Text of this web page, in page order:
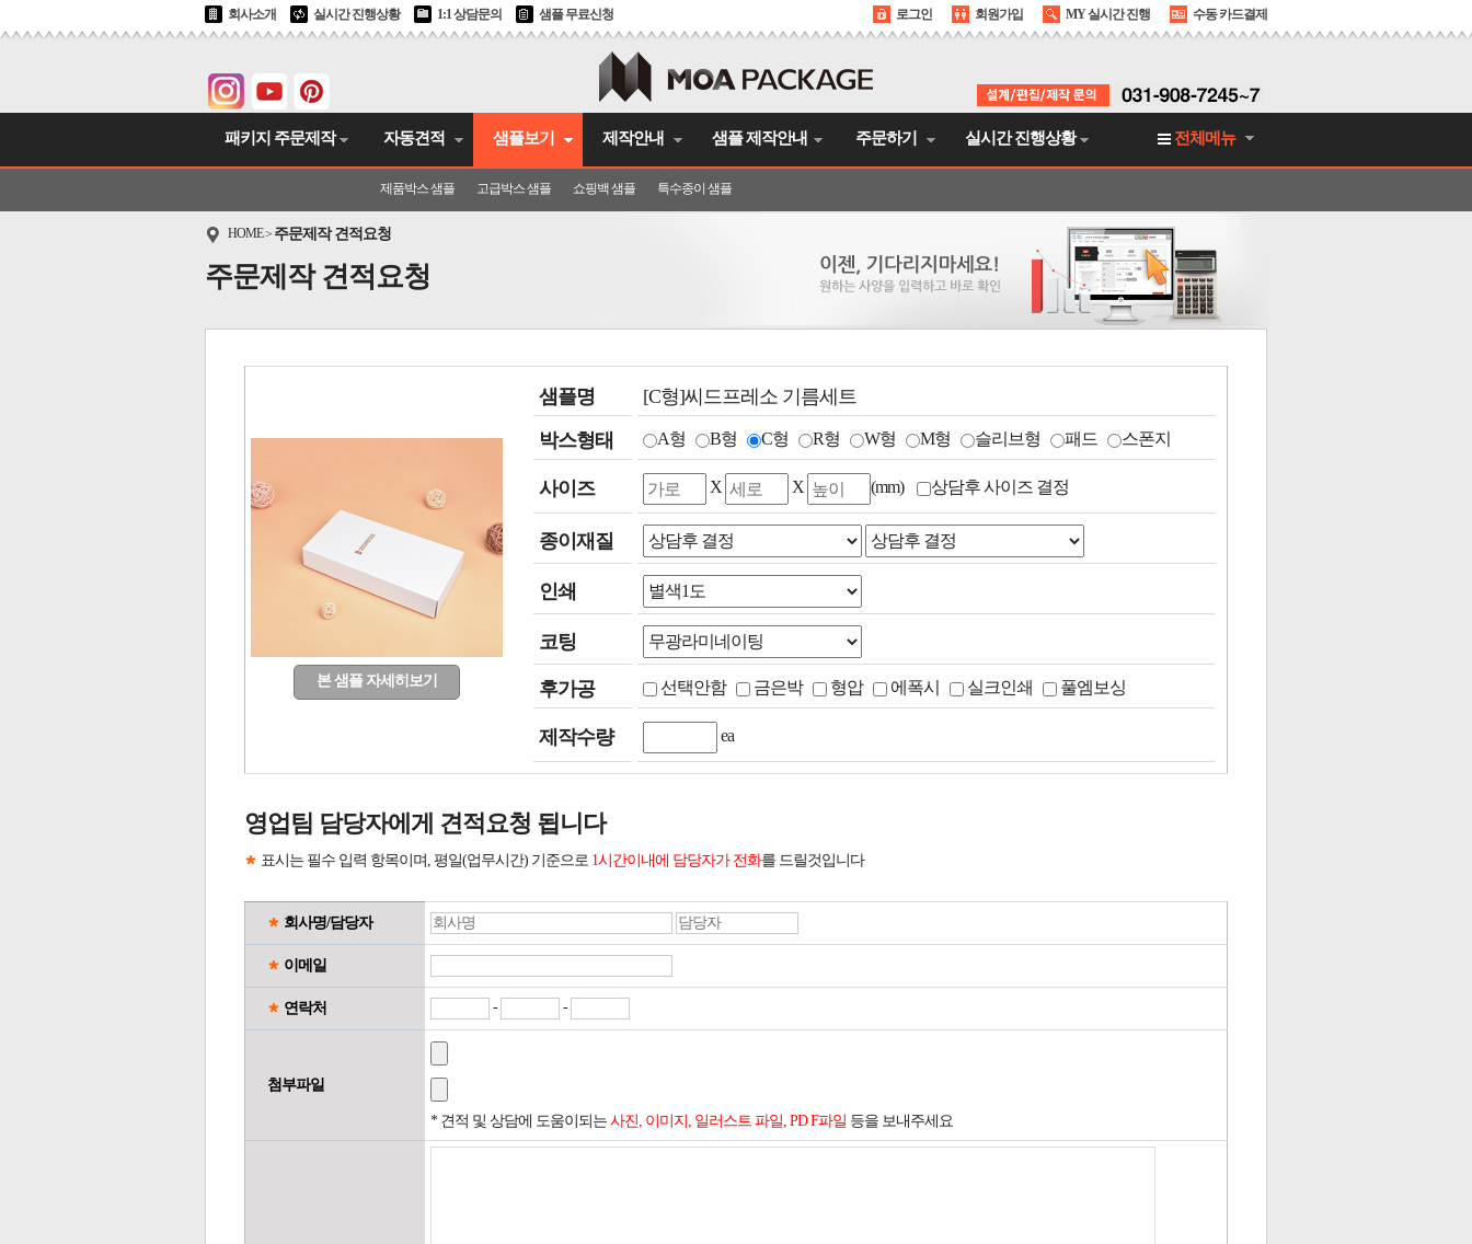
회사소개 실시간 진행상황 1:1 상담문의 샘플 무료신청 로그인 회원가입 MY 실시간 진행 수동 카드결제
전체메뉴
패키지 주문제작 자동견적 샘플보기
제품박스 샘플 고급박스 샘플 쇼핑백 샘플 특수종이 샘플
제작안내 샘플 제작안내 주문하기 실시간 진행상황
HOME> 주문제작 견적요청
주문제작 견적요청
본 샘플 자세히보기
샘플명
[C형]씨드프레소 기름세트
박스형태
A형 B형 C형 R형 W형 M형 슬리브형 패드 스폰지
사이즈 X X (mm) 상담후 사이즈 결정
종이재질
인쇄
코팅
후가공 선택안함 금은박 형압 에폭시 실크인쇄 풀엠보싱
제작수량 ea
영업팀 담당자에게 견적요청 됩니다
표시는 필수 입력 항목이며, 평일(업무시간) 기준으로 1시간이내에 담당자가 전화를 드릴것입니다
회사명/담당자
이메일
연락처 - -
첨부파일
* 견적 및 상담에 도움이되는 사진, 이미지, 일러스트 파일, PD F파일 등을 보내주세요